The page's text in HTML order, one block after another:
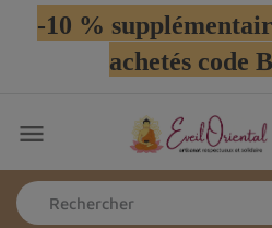
-10 %
achetés code
